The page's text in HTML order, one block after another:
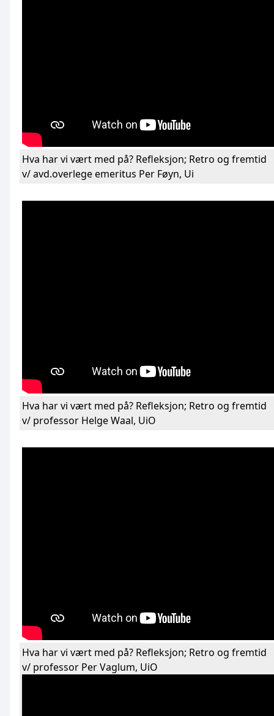
Hva har vi vært med på? Refleksjon; Retro og fremtid
v/ avd.overlege emeritus Per Føyn, Ui
Hva har vi vært med på? Refleksjon; Retro og fremtid
v/ professor Helge Waal, UiO
Hva har vi vært med på? Refleksjon; Retro og fremtid
v/ professor Per Vaglum, UiO